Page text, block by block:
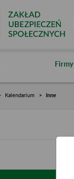
Firmy
Kalendarium Inne